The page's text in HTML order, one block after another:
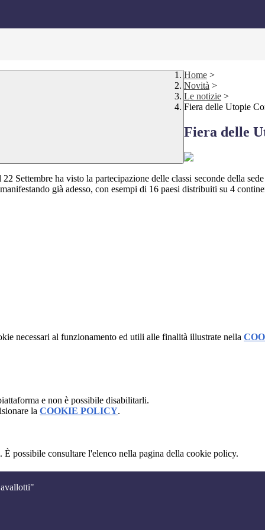
Home >
Novità >
Le notizie >
Fiera delle Utopie
Fiera delle
Settembre ha visto la partecipazione delle classi seconde della
già adesso, con esempi di 16 paesi distribuiti su 4
necessari al funzionamento ed utili alle finalità illustrate nella
e non è possibile disabilitarli.
la COOKIE POLICY.
possibile consultare l'elenco nella pagina della cookie policy.